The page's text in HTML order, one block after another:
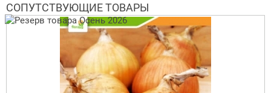
СОПУТСТВУЮЩИЕ ТОВАРЫ